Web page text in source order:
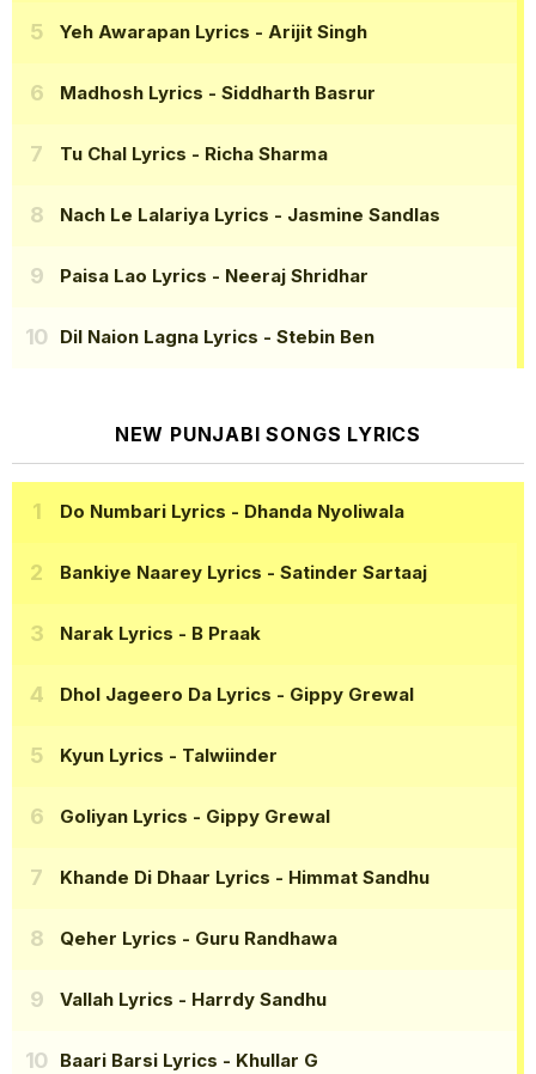
Yeh Awarapan Lyrics - Arijit Singh
Madhosh Lyrics - Siddharth Basrur
Tu Chal Lyrics - Richa Sharma
Nach Le Lalariya Lyrics - Jasmine Sandlas
Paisa Lao Lyrics - Neeraj Shridhar
Dil Naion Lagna Lyrics - Stebin Ben
NEW PUNJABI SONGS LYRICS
Do Numbari Lyrics - Dhanda Nyoliwala
Bankiye Naarey Lyrics - Satinder Sartaaj
Narak Lyrics - B Praak
Dhol Jageero Da Lyrics - Gippy Grewal
Kyun Lyrics - Talwiinder
Goliyan Lyrics - Gippy Grewal
Khande Di Dhaar Lyrics - Himmat Sandhu
Qeher Lyrics - Guru Randhawa
Vallah Lyrics - Harrdy Sandhu
Baari Barsi Lyrics - Khullar G